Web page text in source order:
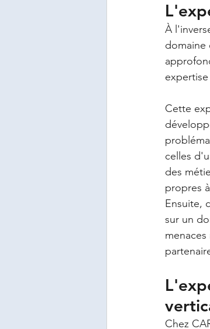
À
domaine
Cette
celles
des
propres
Ensuite,
sur un
Chez